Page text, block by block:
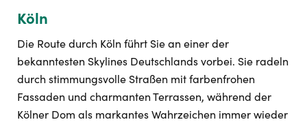
Köln
Die Route durch Köln führt Sie an einer der
bekanntesten Skylines Deutschlands vorbei. Sie radeln
durch stimmungsvolle Straßen mit farbenfrohen
Fassaden und charmanten Terrassen, während der
Kölner Dom als markantes Wahrzeichen immer wieder